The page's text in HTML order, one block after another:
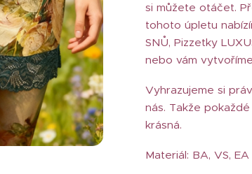
si můžete otáčet.
tohoto úpletu
SNŮ, Pizzetky
nebo vám
Vyhrazujeme si
nás. Takže
krásná.
Materiál: BA, VS, EA